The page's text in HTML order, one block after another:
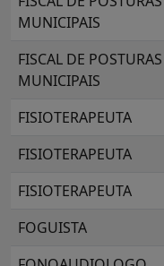
MUNICIPAIS
FISCAL DE POSTURAS
MUNICIPAIS
FISIOTERAPEUTA
FISIOTERAPEUTA
FISIOTERAPEUTA
FOGUISTA